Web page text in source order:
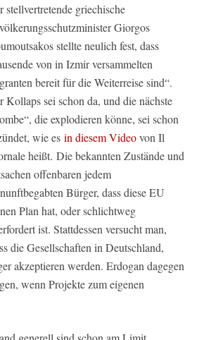
stellvertretende griechische
Giorgos
stellte neulich fest, dass
von in Izmir versammelten
bereit für die Weiterreise sind“.
Kollaps sei schon da, und die nächste
die explodieren könne, sei schon
wie es in diesem Videovon Il
heißt. Die bekannten Zustände und
offenbaren jedem
Bürger, dass diese EU
Plan hat, oder schlichtweg
ist. Stattdessen versucht man,
die Gesellschaften in Deutschland,
akzeptieren werden. Erdogan dagegen
wenn Projekte zum eigenen